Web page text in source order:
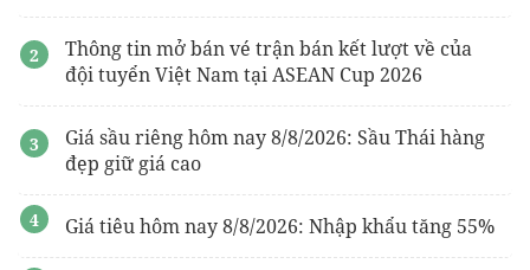
Thông tin mở bán vé trận bán kết lượt về của
đội tuyển Việt Nam tại ASEAN Cup 2026
Giá sầu riêng hôm nay 8/8/2026: Sầu Thái hàng
đẹp giữ giá cao
Giá tiêu hôm nay 8/8/2026: Nhập khẩu tăng 55%